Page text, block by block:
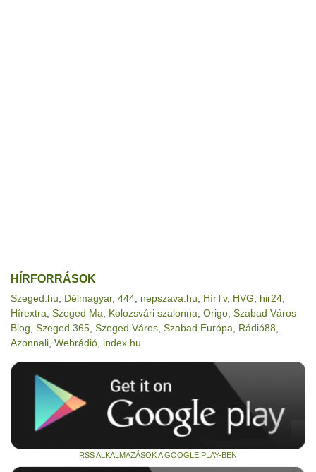
HÍRFORRÁSOK
Szeged.hu Délmagyar, 444 nepszava.hu HírTv, HVG hir24
Hírextra Szeged Ma Kolozsvári szalonna Origo Szabad Város
Blog Szeged 365 Szeged Város Szabad Európa Rádió88
Azonnali Webrádió index.hu
RSS ALKALMAZÁSOK A GOOGLE PLAY-BEN